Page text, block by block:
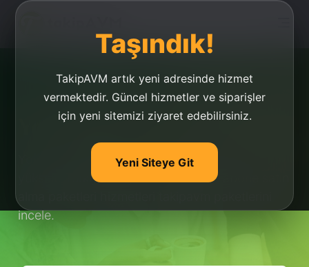
Taşındık!
TakipAVM artık yeni adresinde hizmet
vermektedir. Güncel hizmetler ve siparişler
için yeni sitemizi ziyaret edebilirsiniz.
Yeni Siteye Git
Youtube Abone Paketleri
Youtube abone paketleri, youtube kanalını
yükselt. Türkiye’nin yıllardır Youtube abone satın
incele.